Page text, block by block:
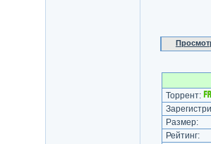
Торрент:
Размер:
Рейтинг: